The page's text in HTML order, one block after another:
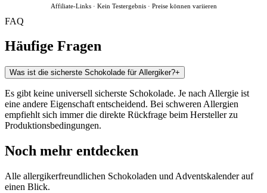
Affiliate-Links · Kein Testergebnis · Preise können variieren
FAQ
Häufige Fragen
Was ist die sicherste Schokolade für Allergiker?+
Es gibt keine universell sicherste Schokolade. Je nach Allergie ist
eine andere Eigenschaft entscheidend. Bei schweren Allergien
empfiehlt sich immer die direkte Rückfrage beim Hersteller zu
Produktionsbedingungen.
Noch mehr entdecken
Alle allergikerfreundlichen Schokoladen und Adventskalender auf
einen Blick.